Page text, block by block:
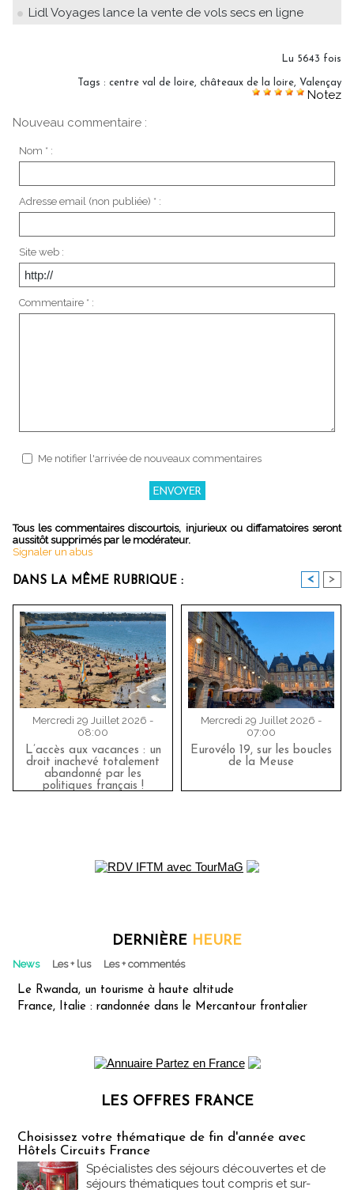
Lidl Voyages lance la vente de vols secs en ligne
Lu 5643 fois
Tags : centre val de loire, châteaux de la loire, Valençay
Notez
Nouveau commentaire :
Nom * :
Adresse email (non publiée) * :
Site web :
Commentaire * :
Me notifier l'arrivée de nouveaux commentaires
Tous les commentaires discourtois, injurieux ou diffamatoires seront
aussitôt supprimés par le modérateur.
Signaler un abus
DANS LA MÊME RUBRIQUE : < >
Mercredi 29 Juillet 2026 -
08:00
L’accès aux vacances : un
droit inachevé totalement
abandonné par les
politiques français !
Mercredi 29 Juillet 2026 -
07:00
Eurovélo 19, sur les boucles
de la Meuse
DERNIÈRE HEURE
News Les + lus Les + commentés
Le Rwanda, un tourisme à haute altitude
France, Italie : randonnée dans le Mercantour frontalier
LES OFFRES FRANCE
Choisissez votre thématique de fin d'année avec
Hôtels Circuits France
Spécialistes des séjours découvertes et de
séjours thématiques tout compris et sur-